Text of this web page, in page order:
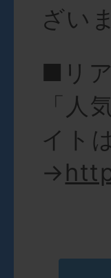
ざい
■リ
「人
イト
→